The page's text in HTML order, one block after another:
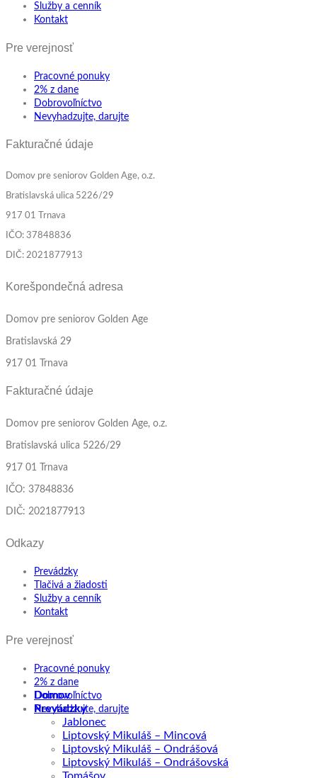
Služby a cenník
Kontakt
Pre verejnosť
Pracovné ponuky
2% z dane
Dobrovoľníctvo
Nevyhadzujte, darujte
Fakturačné údaje
Domov pre seniorov Golden Age, o.z.
Bratislavská ulica 5226/29
917 01 Trnava
IČO: 37848836
DIČ: 2021877913
Korešpondečná adresa
Domov pre seniorov Golden Age
Bratislavská 29
917 01 Trnava
Fakturačné údaje
Domov pre seniorov Golden Age, o.z.
Bratislavská ulica 5226/29
917 01 Trnava
IČO: 37848836
DIČ: 2021877913
Odkazy
Prevádzky
Tlačivá a žiadosti
Služby a cenník
Kontakt
Pre verejnosť
Pracovné ponuky
2% z dane
Dobrovoľníctvo
Nevyhadzujte, darujte
Domov
Prevádzky
Jablonec
Liptovský Mikuláš – Mincová
Liptovský Mikuláš – Ondrášová
Liptovský Mikuláš – Ondrášovská